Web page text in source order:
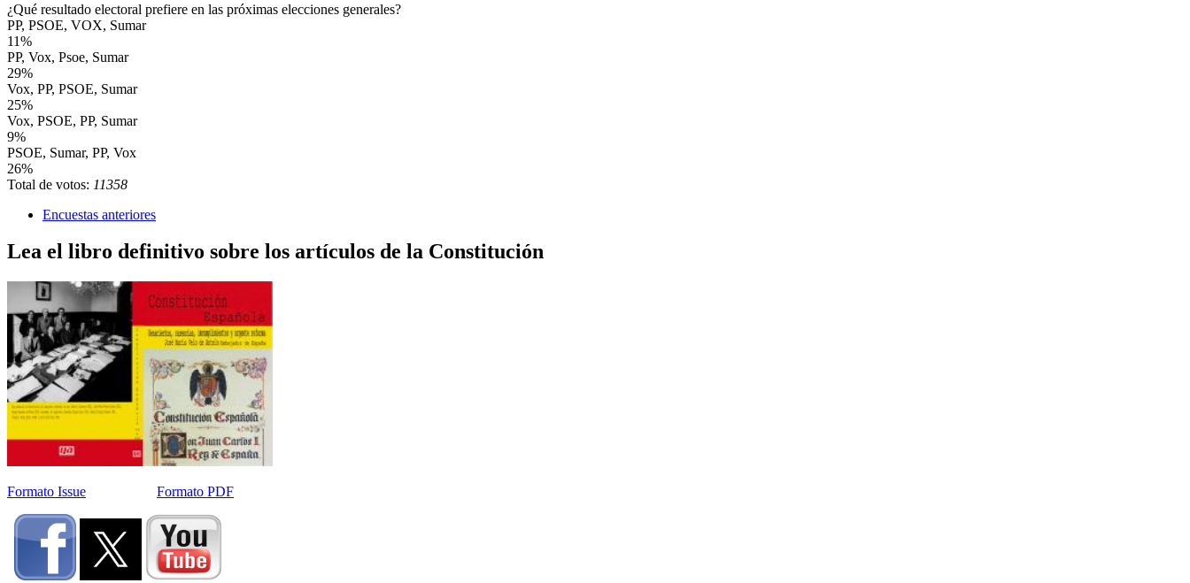
¿Qué resultado electoral prefiere en las próximas elecciones generales?
PP, PSOE, VOX, Sumar
11%
PP, Vox, Psoe, Sumar
29%
Vox, PP, PSOE, Sumar
25%
Vox, PSOE, PP, Sumar
9%
PSOE, Sumar, PP, Vox
26%
Total de votos: 11358
Encuestas anteriores
Lea el libro definitivo sobre los artículos de la Constitución
Formato Issue Formato PDF